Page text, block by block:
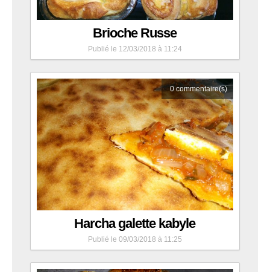
Brioche Russe
Publié le 12/03/2018 à 11:24
0commentaire(s)
Harcha galette kabyle
Publié le 09/03/2018 à 11:25